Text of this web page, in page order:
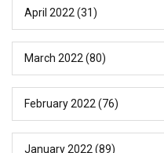
April 2022 (31)
March 2022 (80)
February 2022 (76)
January 2022 (89)